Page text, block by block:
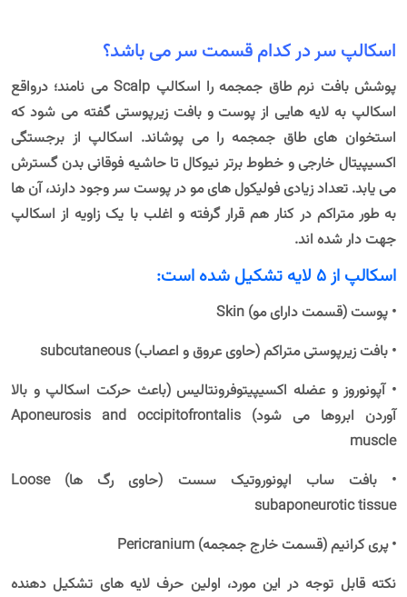
اسکالپ سر در کدام قسمت سر می باشد؟
پوشش بافت نرم طاق جمجمه را اسکالپ Scalp می نامند؛ درواقع
اسکالپ به لایه هایی از پوست و بافت زیرپوستی گفته می شود که
استخوان های طاق جمجمه را می پوشاند. اسکالپ از برجستگی
اکسیپیتال خارجی و خطوط برتر نیوکال تا حاشیه فوقانی بدن گسترش
می یابد. تعداد زیادی فولیکول های مو در پوست سر وجود دارند، آن ها
به طور متراکم در کنار هم قرار گرفته و اغلب با یک زاویه از اسکالپ
جهت دار شده اند.
اسکالپ از 5 لایه تشکیل شده است:
• پوست (قسمت دارای مو) Skin
• بافت زیرپوستی متراکم (حاوی عروق و اعصاب) subcutaneous
• آپونوروز و عضله اکسیپیتوفرونتالیس (باعث حرکت اسکالپ و بالا
آوردن ابروها می شود) Aponeurosis and occipitofrontalis
muscle
• بافت ساب اپونوروتیک سست (حاوی رگ ها) Loose
subaponeurotic tissue
• پری کرانیم (قسمت خارج جمجمه) Pericranium
نکته قابل توجه در این مورد، اولین حرف لایه های تشکیل دهنده